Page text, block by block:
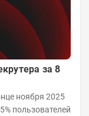
за 8
пользователей